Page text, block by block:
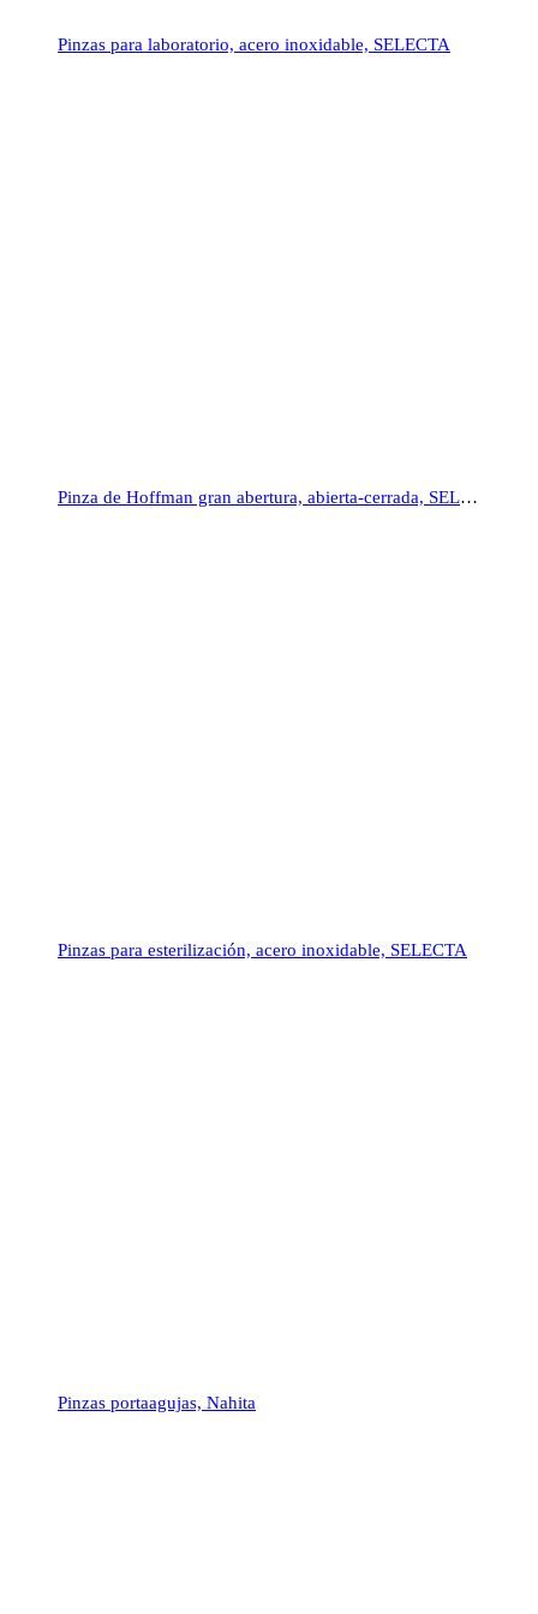
Pinzas para laboratorio, acero inoxidable, SELECTA
Pinza de Hoffman gran abertura, abierta-cerrada, SELECTA
Pinzas para esterilización, acero inoxidable, SELECTA
Pinzas portaagujas, Nahita